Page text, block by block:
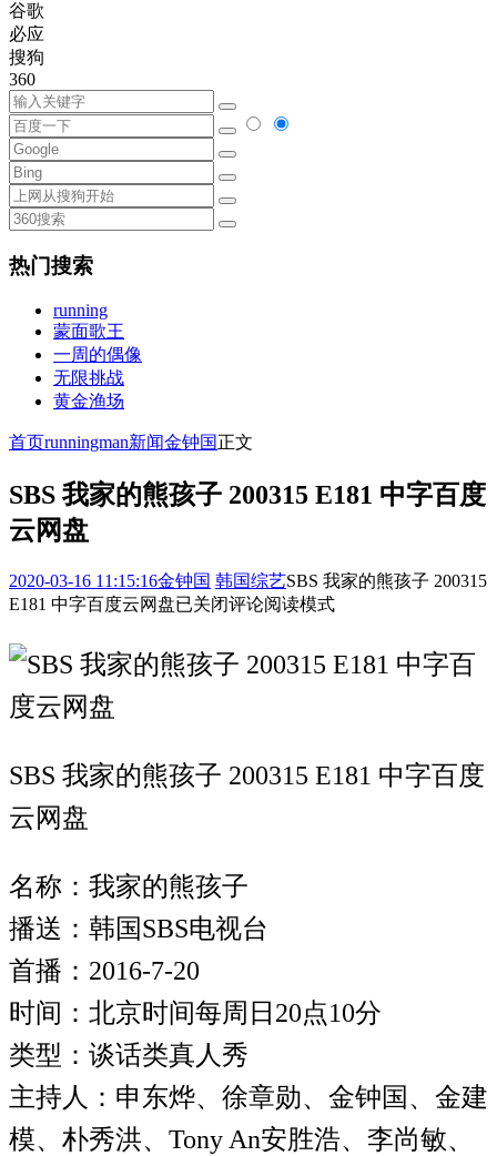
谷歌
必应
搜狗
360
热门搜索
running
蒙面歌王
一周的偶像
无限挑战
黄金渔场
首页runningman新闻金钟国正文
SBS 我家的熊孩子 200315 E181 中字百度
云网盘
2020-03-16 11:15:16金钟国 韩国综艺SBS 我家的熊孩子 200315
E181 中字百度云网盘已关闭评论阅读模式
SBS 我家的熊孩子 200315 E181 中字百度
云网盘
名称：我家的熊孩子
播送：韩国SBS电视台
首播：2016-7-20
时间：北京时间每周日20点10分
类型：谈话类真人秀
主持人：申东烨、徐章勋、金钟国、金建
模、朴秀洪、Tony An安胜浩、李尚敏、